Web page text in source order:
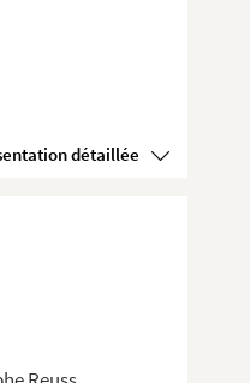
Voir la présentation détaillée